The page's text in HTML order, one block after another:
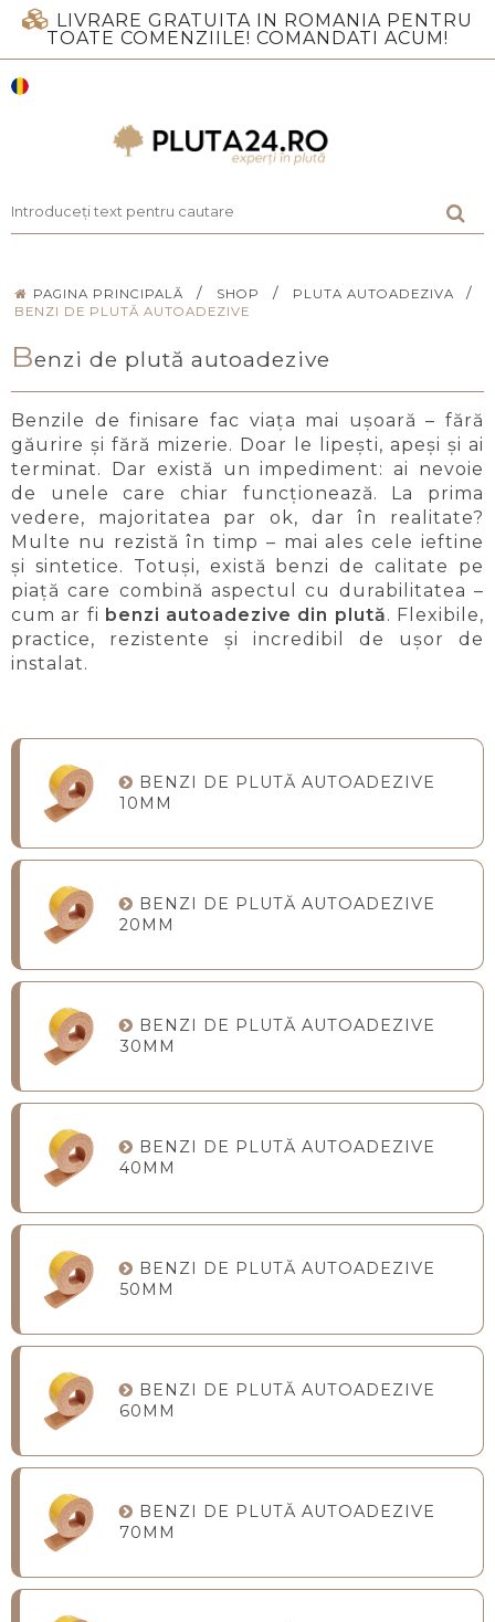
LIVRARE GRATUITA IN ROMANIA PENTRU
TOATE COMENZIILE! COMANDATI ACUM!
PAGINA PRINCIPALĂ / SHOP / PLUTA AUTOADEZIVA /
BENZI DE PLUTĂ AUTOADEZIVE
Benzi de plută autoadezive
Benzile de finisare fac viața mai ușoară – fără
găurire și fără mizerie. Doar le lipești, apeși și ai
terminat. Dar există un impediment: ai nevoie
de unele care chiar funcționează. La prima
vedere, majoritatea par ok, dar în realitate?
Multe nu rezistă în timp – mai ales cele ieftine
și sintetice. Totuși, există benzi de calitate pe
piață care combină aspectul cu durabilitatea –
cum ar fi benzi autoadezive din plută. Flexibile,
practice, rezistente și incredibil de ușor de
instalat.
BENZI DE PLUTĂ AUTOADEZIVE
10MM
BENZI DE PLUTĂ AUTOADEZIVE
20MM
BENZI DE PLUTĂ AUTOADEZIVE
30MM
BENZI DE PLUTĂ AUTOADEZIVE
40MM
BENZI DE PLUTĂ AUTOADEZIVE
50MM
BENZI DE PLUTĂ AUTOADEZIVE
60MM
BENZI DE PLUTĂ AUTOADEZIVE
70MM